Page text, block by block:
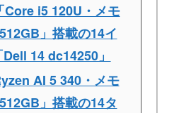
Core i5 120U・メモ
」搭載の14イ
14 dc14250」
AI 5 340・メモ
」搭載の14タ